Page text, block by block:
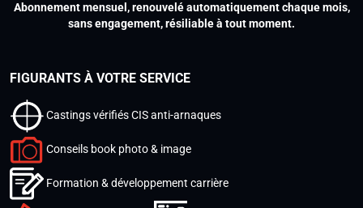
Abonnement mensuel, renouvelé automatiquement chaque mois,
sans engagement, résiliable à tout moment.
FIGURANTS À VOTRE SERVICE
Castings vérifiés CIS anti-arnaques
Conseils book photo & image
Formation & développement carrière